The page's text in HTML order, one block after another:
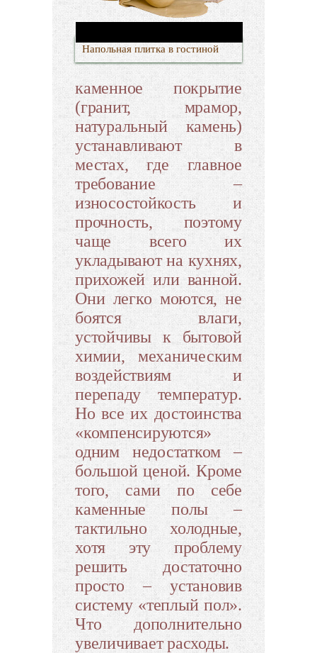
Напольная плитка в гостиной
каменное покрытие
(гранит, мрамор,
натуральный камень)
устанавливают в
местах, где главное
требование –
износостойкость и
прочность, поэтому
чаще всего их
укладывают на кухнях,
прихожей или ванной.
Они легко моются, не
боятся влаги,
устойчивы к бытовой
химии, механическим
воздействиям и
перепаду температур.
Но все их достоинства
«компенсируются»
одним недостатком –
большой ценой. Кроме
того, сами по себе
каменные полы –
тактильно холодные,
хотя эту проблему
решить достаточно
просто – установив
систему «теплый пол».
Что дополнительно
увеличивает расходы.